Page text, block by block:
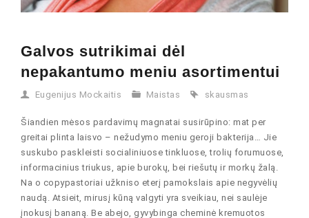
Galvos sutrikimai dėl
nepakantumo meniu asortimentui
Eugenijus Mockaitis Maistas skausmas
Šiandien mėsos pardavimų magnatai susirūpino: mat per
greitai plinta laisvo – nežudymo meniu geroji bakterija… Jie
suskubo paskleisti socialiniuose tinkluose, trolių forumuose,
informacinius triukus, apie burokų, bei riešutų ir morkų žalą.
Na o copypastoriai užkniso eterį pamokslais apie negyvėlių
naudą. Atsieit, mirusį kūną valgyti yra sveikiau, nei saulėje
įnokusį bananą. Be abejo, gyvybinga cheminė kremuotos